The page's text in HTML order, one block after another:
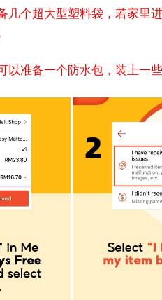
几个超大型塑料袋，若家里
以准备一个防水包，装上一